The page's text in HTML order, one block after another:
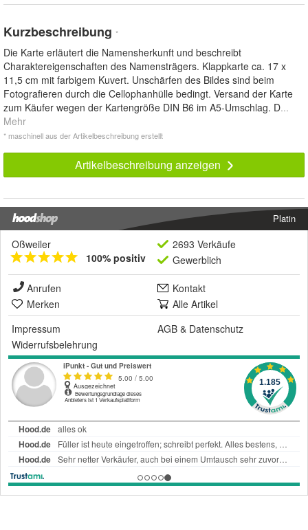
Kurzbeschreibung *
Die Karte erläutert die Namensherkunft und beschreibt
Charaktereigenschaften des Namensträgers. Klappkarte ca. 17 x
11,5 cm mit farbigem Kuvert. Unschärfen des Bildes sind beim
Fotografieren durch die Cellophanhülle bedingt. Versand der Karte
zum Käufer wegen der Kartengröße DIN B6 im A5-Umschlag. D...
Mehr
* maschinell aus der Artikelbeschreibung erstellt
Artikelbeschreibung anzeigen
Platin
Oßweiler
100% positiv
2693 Verkäufe
Gewerblich
Anrufen
Kontakt
Merken
Alle Artikel
Impressum
AGB & Datenschutz
Widerrufsbelehrung